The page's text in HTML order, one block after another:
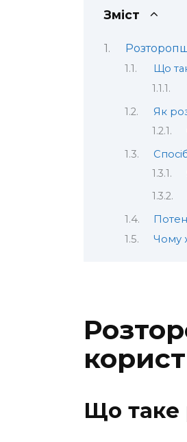
Зміст
Що
Як
Чому
Що таке